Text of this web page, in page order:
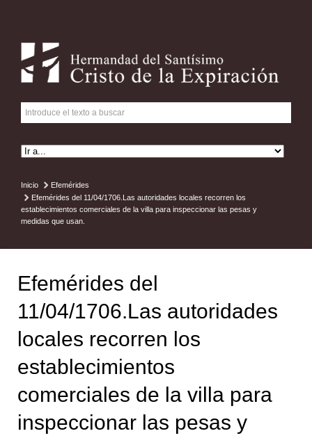
Inicio
Efemérides
Efemérides del 11/04/1706.Las autoridades locales recorren los
establecimientos comerciales de la villa para inspeccionar las pesas y
medidas que usan.
Efemérides del
11/04/1706.Las autoridades
locales recorren los
establecimientos
comerciales de la villa para
inspeccionar las pesas y